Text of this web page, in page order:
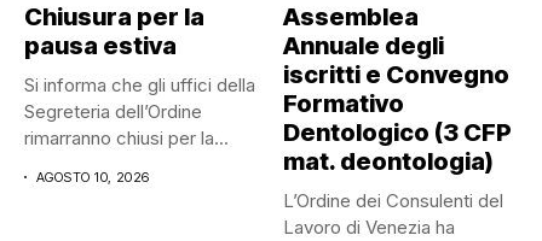
Chiusura per la
pausa estiva
Si informa che gli uffici della
Segreteria dell’Ordine
rimarranno chiusi per la...
AGOSTO 10, 2026
Assemblea
Annuale degli
iscritti e Convegno
Formativo
Dentologico (3 CFP
mat. deontologia)
L’Ordine dei Consulenti del
Lavoro di Venezia ha